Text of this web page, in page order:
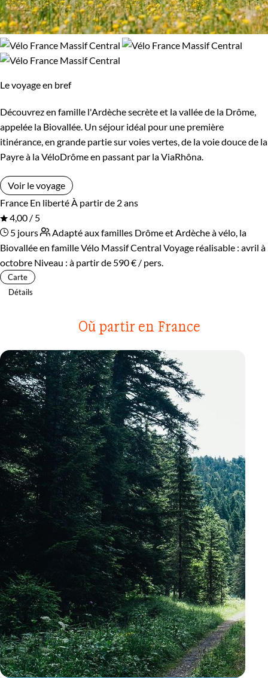
Le voyage en bref
Découvrez en famille l'Ardèche secrète et la vallée de la Drôme,
appelée la Biovallée. Un séjour idéal pour une première
itinérance, en grande partie sur voies vertes, de la voie douce de la
Payre à la VéloDrôme en passant par la ViaRhôna.
Voir le voyage
France En liberté À partir de 2 ans
4,00 / 5
5 jours
Adapté aux familles Drôme et Ardèche à vélo, la
Biovallée en familleVélo Massif Central Voyage réalisable : avril à
octobre Niveau : à partir de 590 € / pers.
Carte
Détails
Où partir en France